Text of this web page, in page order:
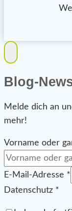
Blog-
Melde dich an
mehr!
Vorname oder
ganzer
E-
E-Mail-Adresse *
Datenschutz *